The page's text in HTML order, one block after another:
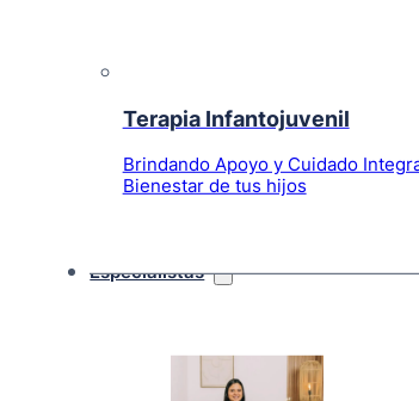
Terapia Infantojuvenil
Brindando Apoyo y Cuidado
Bienestar de tus hijos
Especialistas